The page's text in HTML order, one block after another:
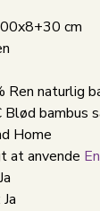
cm
Ren naturlig
Blød bambus
Home
at anvende
Ja